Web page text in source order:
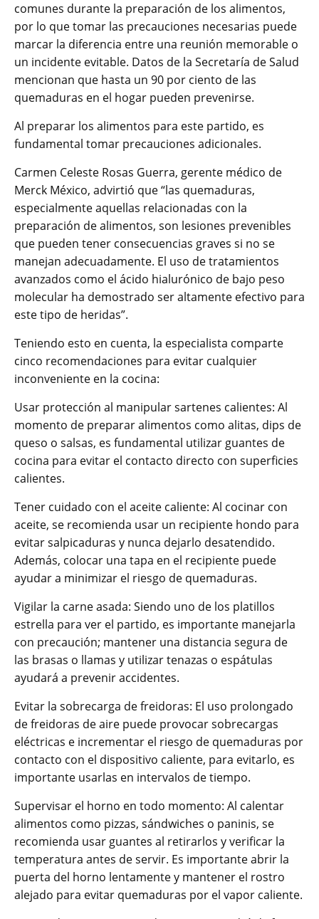
comunes durante la preparación de los alimentos,
por lo que tomar las precauciones necesarias puede
marcar la diferencia entre una reunión memorable o
un incidente evitable. Datos de la Secretaría de Salud
mencionan que hasta un 90 por ciento de las
quemaduras en el hogar pueden prevenirse.
Al preparar los alimentos para este partido, es
fundamental tomar precauciones adicionales.
Carmen Celeste Rosas Guerra, gerente médico de
Merck México, advirtió que “las quemaduras,
especialmente aquellas relacionadas con la
preparación de alimentos, son lesiones prevenibles
que pueden tener consecuencias graves si no se
manejan adecuadamente. El uso de tratamientos
avanzados como el ácido hialurónico de bajo peso
molecular ha demostrado ser altamente efectivo para
este tipo de heridas”.
Teniendo esto en cuenta, la especialista comparte
cinco recomendaciones para evitar cualquier
inconveniente en la cocina:
Usar protección al manipular sartenes calientes: Al
momento de preparar alimentos como alitas, dips de
queso o salsas, es fundamental utilizar guantes de
cocina para evitar el contacto directo con superficies
calientes.
Tener cuidado con el aceite caliente: Al cocinar con
aceite, se recomienda usar un recipiente hondo para
evitar salpicaduras y nunca dejarlo desatendido.
Además, colocar una tapa en el recipiente puede
ayudar a minimizar el riesgo de quemaduras.
Vigilar la carne asada: Siendo uno de los platillos
estrella para ver el partido, es importante manejarla
con precaución; mantener una distancia segura de
las brasas o llamas y utilizar tenazas o espátulas
ayudará a prevenir accidentes.
Evitar la sobrecarga de freidoras: El uso prolongado
de freidoras de aire puede provocar sobrecargas
eléctricas e incrementar el riesgo de quemaduras por
contacto con el dispositivo caliente, para evitarlo, es
importante usarlas en intervalos de tiempo.
Supervisar el horno en todo momento: Al calentar
alimentos como pizzas, sándwiches o paninis, se
recomienda usar guantes al retirarlos y verificar la
temperatura antes de servir. Es importante abrir la
puerta del horno lentamente y mantener el rostro
alejado para evitar quemaduras por el vapor caliente.